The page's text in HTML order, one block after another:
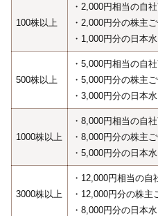
100株以上
・2,000円相当の自
・2,000円分の株主
・1,000円分の日本
500株以上
・5,000円相当の自
・5,000円分の株主
・3,000円分の日本
1000株以上
・8,000円相当の自
・8,000円分の株主
・5,000円分の日本
3000株以上
・12,000円相当の自
・12,000円分の株主
・8,000円分の日本